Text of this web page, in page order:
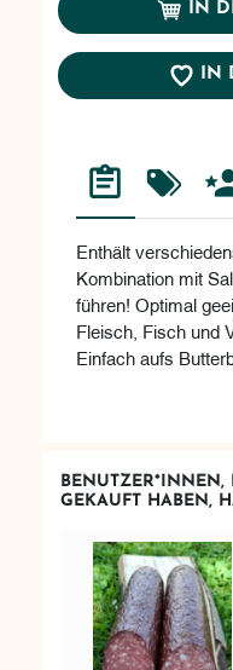
IN
IN
Enthält
Kombination mit
führen! Optimal
Fleisch, Fisch und
Einfach aufs
BENUTZER*INNEN,
GEKAUFT HABEN,